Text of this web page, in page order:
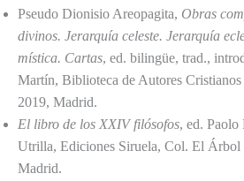
Pseudo Dionisio Areopagita, Obras
divinos. Jerarquía celeste. Jerarquía
mística. Cartas, ed. bilingüe, trad.,
Martín, Biblioteca de Autores
2019, Madrid.
El libro de los XXIV filósofos, ed.
Utrilla, Ediciones Siruela, Col. El Árbol
Madrid.